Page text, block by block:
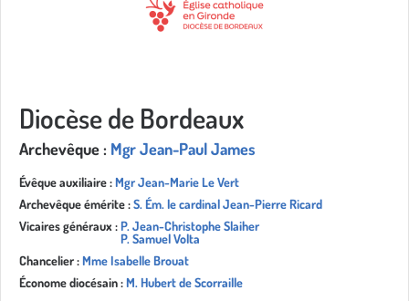
Diocèse de Bordeaux
Archevêque : Mgr Jean-Paul James
Évêque auxiliaire :Mgr Jean-Marie Le Vert
Archevêque émérite :S. Ém. le cardinal Jean-Pierre Ricard
Vicaires généraux :P. Jean-Christophe Slaiher
P. Samuel Volta
Chancelier :Mme Isabelle Brouat
Économe diocésain :M. Hubert de Scorraille